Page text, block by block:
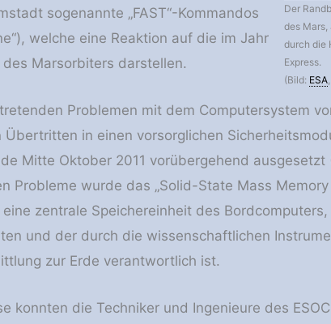
Der
des Mars,
durch die
Express.
(Bild: ESA
sogenannte „FAST“-Kommandos
welche eine Reaktion auf die im Jahr
Marsorbiters darstellen.
Problemen mit dem Computersystem
in einen vorsorglichen
Mitte Oktober 2011 vorübergehend ausgesetzt
Probleme wurde das „Solid-State Mass Memory
zentrale Speichereinheit des
und der durch die wissenschaftlichen
zur Erde verantwortlich ist.
konnten die Techniker und Ingenieure des